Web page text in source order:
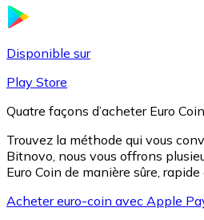
Disponible sur
Play Store
Quatre façons d’acheter Euro
Trouvez la méthode qui vous
Bitnovo, nous vous offrons
Euro Coin de manière sûre, rapide
Acheter euro-coin avec Apple